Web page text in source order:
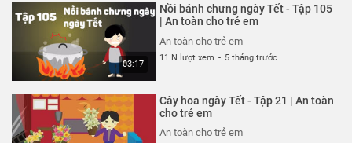
03:04
An toàn cho trẻ em
26 N lượt xem
03:57
An toàn cho trẻ em
26 N lượt xem
03:17
Nồi bánh chưng ngày Tết - Tập 105
| An toàn cho trẻ em
An toàn cho trẻ em
11 N lượt xem - 5 tháng trước
Cây hoa ngày Tết - Tập 21 | An toàn
cho trẻ em
An toàn cho trẻ em